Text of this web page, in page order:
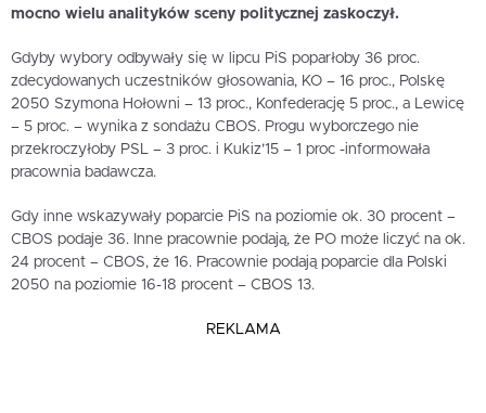
mocno wielu analityków sceny politycznej zaskoczył.
Gdyby wybory odbywały się w lipcu PiS poparłoby 36 proc.
zdecydowanych uczestników głosowania, KO – 16 proc., Polskę
2050 Szymona Hołowni – 13 proc., Konfederację 5 proc., a Lewicę
– 5 proc. – wynika z sondażu CBOS. Progu wyborczego nie
przekroczyłoby PSL – 3 proc. i Kukiz’15 – 1 proc -informowała
pracownia badawcza.
Gdy inne wskazywały poparcie PiS na poziomie ok. 30 procent –
CBOS podaje 36. Inne pracownie podają, że PO może liczyć na ok.
24 procent – CBOS, że 16. Pracownie podają poparcie dla Polski
2050 na poziomie 16-18 procent – CBOS 13.
REKLAMA